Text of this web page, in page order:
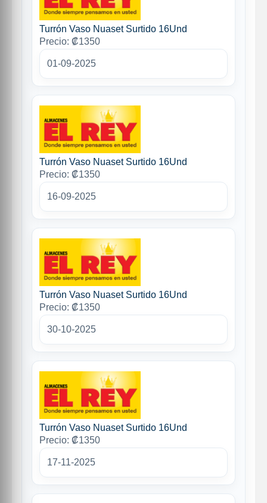
Turrón Vaso Nuaset Surtido 16Und
Precio: ₡1350
01-09-2025
Turrón Vaso Nuaset Surtido 16Und
Precio: ₡1350
16-09-2025
Turrón Vaso Nuaset Surtido 16Und
Precio: ₡1350
30-10-2025
Turrón Vaso Nuaset Surtido 16Und
Precio: ₡1350
17-11-2025